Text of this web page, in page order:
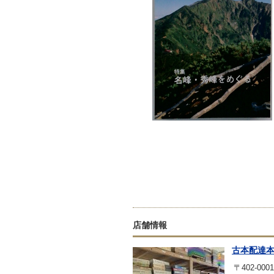
店舗情報
古本配達
〒402-0001